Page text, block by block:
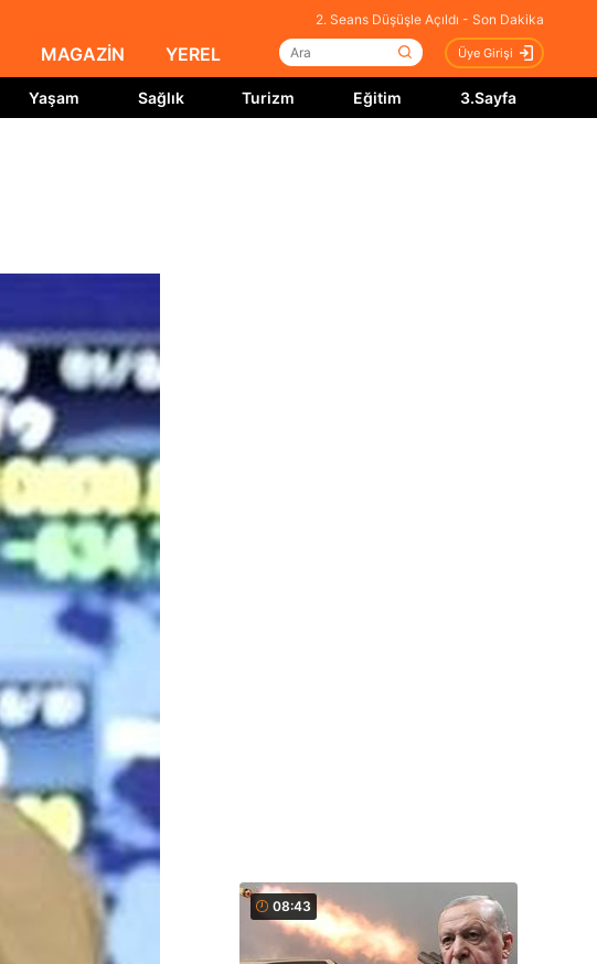
2. Seans Düşüşle Açıldı - Son Dakika
MAGAZİN YEREL Üye Girişi
Yaşam Sağlık Turizm Eğitim 3.Sayfa
08:43